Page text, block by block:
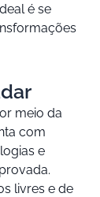
é se
meio da
com
e
livres e de